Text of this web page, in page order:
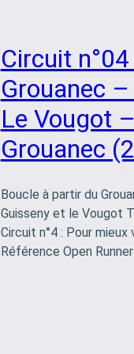
Circuit
Grouanec
Le Vougot
Grouanec
Boucle à partir du
Guisseny et le Vougot
Circuit n°4 : Pour
Référence Open